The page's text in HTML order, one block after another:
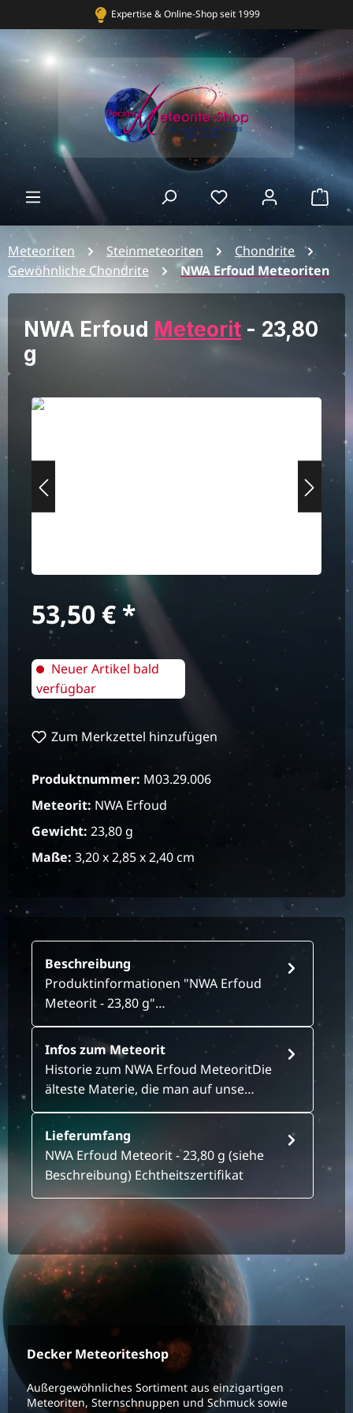
Online-Shop seit 1999 Bekannt aus TV, Radio
Meteoriten Steinmeteoriten
Chondrite
Gewöhnliche Chondrite
NWA Erfoud Meteoriten
NWA Erfoud Meteorit - 23,80
g
Bildergalerie überspringen
Regulärer Preis:
53,50 €
Neuer Artikel bald
verfügbar
Zum Merkzettel hinzufügen
Produktnummer: M03.29.006
Meteorit:NWA Erfoud
Gewicht: 23,80 g
Maße: 3,20 x 2,85 x 2,40 cm
Beschreibung
Produktinformationen "NWA Erfoud
Meteorit - 23,80 g"…
Infos zum Meteorit
Historie zum NWA Erfoud MeteoritDie
älteste Materie, die man auf unse…
Lieferumfang
NWA Erfoud Meteorit - 23,80 g (siehe
Beschreibung) Echtheitszertifikat
Decker Meteoriteshop
Außergewöhnliches Sortiment aus einzigartigen
Meteoriten, Sternschnuppen und Schmuck sowie